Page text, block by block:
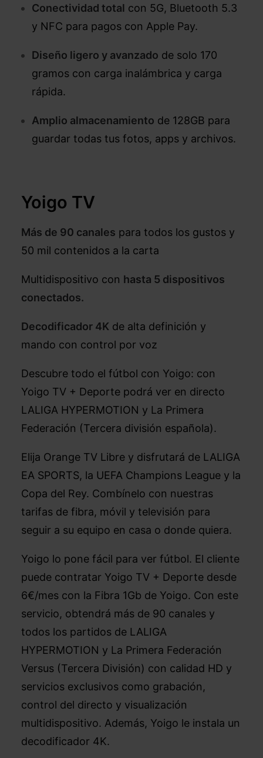
Conectividad total con 5G, Bluetooth 5.3
y NFC para pagos con Apple Pay.
Diseño ligero y avanzado de solo 170
gramos con carga inalámbrica y carga
rápida.
Amplio almacenamiento de 128GB para
guardar todas tus fotos, apps y archivos.
Yoigo TV
Más de 90 canales para todos los gustos y
50 mil contenidos a la carta
Multidispositivo con hasta 5 dispositivos
conectados.
Decodificador 4K de alta definición y
mando con control por voz
Descubre todo el fútbol con Yoigo: con
Yoigo TV + Deporte podrá ver en directo
LALIGA HYPERMOTION y La Primera
Federación (Tercera división española).
Elija Orange TV Libre y disfrutará de LALIGA
EA SPORTS, la UEFA Champions League y la
Copa del Rey. Combínelo con nuestras
tarifas de fibra, móvil y televisión para
seguir a su equipo en casa o donde quiera.
Yoigo lo pone fácil para ver fútbol. El cliente
puede contratar Yoigo TV + Deporte desde
6€/mes con la Fibra 1Gb de Yoigo. Con este
servicio, obtendrá más de 90 canales y
todos los partidos de LALIGA
HYPERMOTION y La Primera Federación
Versus (Tercera División) con calidad HD y
servicios exclusivos como grabación,
control del directo y visualización
multidispositivo. Además, Yoigo le instala un
decodificador 4K.